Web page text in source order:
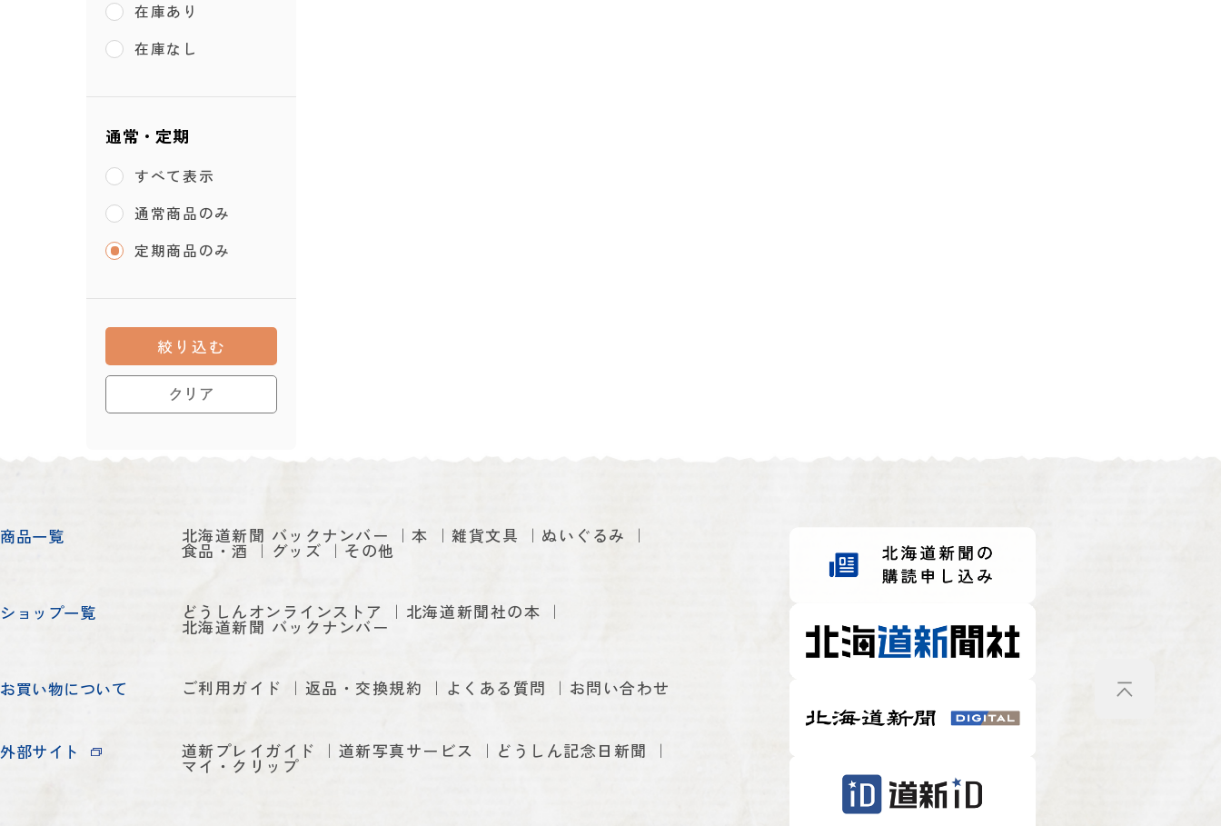
在庫あり
在庫なし
通常・定期
すべて表示
通常商品のみ
定期商品のみ
クリア
絞り込む
商品一覧 北海道新聞 バックナンバー 本 雑貨文具 ぬいぐるみ
食品・酒 グッズ その他
ショップ一覧 どうしんオンラインストア 北海道新聞社の本
北海道新聞 バックナンバー
お買い物について ご利用ガイド 返品・交換規約 よくある質問 お問い合わせ
外部サイト 道新プレイガイド 道新写真サービス どうしん記念日新聞
マイ・クリップ